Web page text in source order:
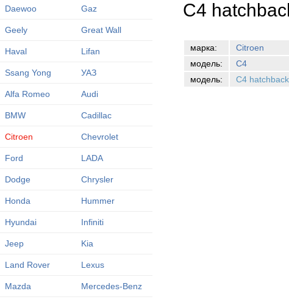
Daewoo Gaz
Geely Great Wall
Haval Lifan
Ssang Yong УАЗ
Alfa Romeo Audi
BMW Cadillac
Citroen Chevrolet
Ford LADA
Dodge Chrysler
Honda Hummer
Hyundai Infiniti
Jeep Kia
Land Rover Lexus
Mazda Mercedes-Benz
C4
марка:
Citroen
модель:
C4
модель:
C4